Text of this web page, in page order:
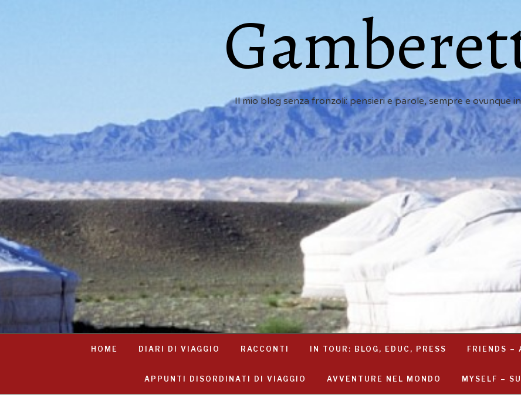
Il mio blog senza fronzoli: pensieri e parole, sempre e ovunque
HOME DIARI DI VIAGGIO RACCONTI IN TOUR: BLOG, EDUC, PRESS FRIENDS –
APPUNTI DISORDINATI DI VIAGGIO AVVENTURE NEL MONDO MYSELF –